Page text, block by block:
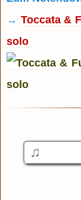
→ Toccata &
solo